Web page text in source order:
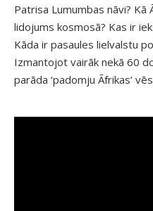
Patrisa Lumumbas nāvi? Kā
lidojums kosmosā? Kas ir
Kāda ir pasaules lielvalstu
Izmantojot vairāk nekā 60
parāda ‘padomju Āfrikas’